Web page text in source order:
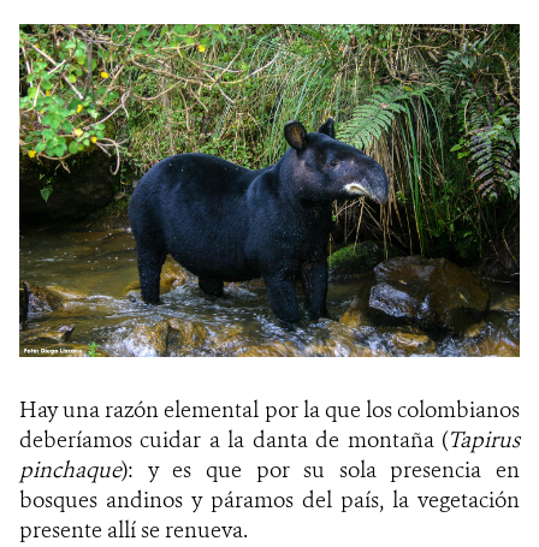
MECANISMO DE ATENCIÓN DE QUEJAS Y RECLAMOS
DONA
Hay una razón elemental por la que los colombianos
deberíamos cuidar a la danta de montaña (Tapirus
pinchaque): y es que por su sola presencia en
bosques andinos y páramos del país, la vegetación
presente allí se renueva.